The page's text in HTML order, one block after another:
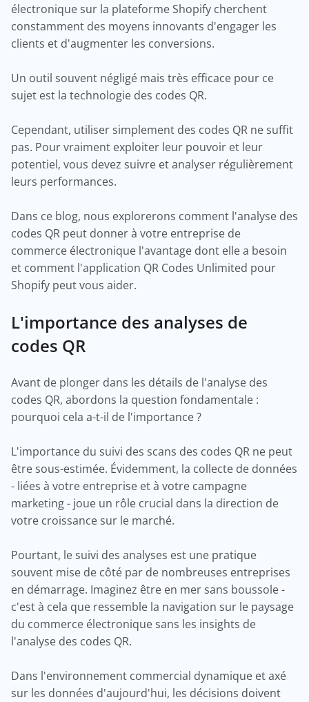
électronique sur la plateforme Shopify cherchent
constamment des moyens innovants d'engager les
clients et d'augmenter les conversions.
Un outil souvent négligé mais très efficace pour ce
sujet est la technologie des codes QR.
Cependant, utiliser simplement des codes QR ne suffit
pas. Pour vraiment exploiter leur pouvoir et leur
potentiel, vous devez suivre et analyser régulièrement
leurs performances.
Dans ce blog, nous explorerons comment l'analyse des
codes QR peut donner à votre entreprise de
commerce électronique l'avantage dont elle a besoin
et comment l'application QR Codes Unlimited pour
Shopify peut vous aider.
L'importance des analyses de
codes QR
Avant de plonger dans les détails de l'analyse des
codes QR, abordons la question fondamentale :
pourquoi cela a-t-il de l'importance ?
L'importance du suivi des scans des codes QR ne peut
être sous-estimée. Évidemment, la collecte de données
- liées à votre entreprise et à votre campagne
marketing - joue un rôle crucial dans la direction de
votre croissance sur le marché.
Pourtant, le suivi des analyses est une pratique
souvent mise de côté par de nombreuses entreprises
en démarrage. Imaginez être en mer sans boussole -
c'est à cela que ressemble la navigation sur le paysage
du commerce électronique sans les insights de
l'analyse des codes QR.
Dans l'environnement commercial dynamique et axé
sur les données d'aujourd'hui, les décisions doivent